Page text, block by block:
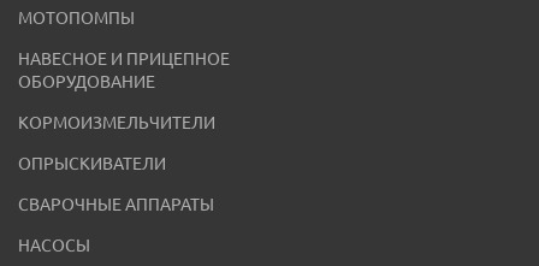
МОТОПОМПЫ
НАВЕСНОЕ И ПРИЦЕПНОЕ
ОБОРУДОВАНИЕ
КОРМОИЗМЕЛЬЧИТЕЛИ
ОПРЫСКИВАТЕЛИ
СВАРОЧНЫЕ АППАРАТЫ
НАСОСЫ